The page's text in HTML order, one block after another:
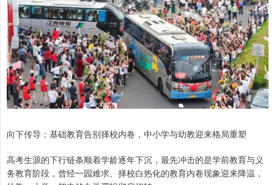
向下传导：基础教育告别择校内卷，中小学与幼教迎来格局重塑
高考生源的下行链条顺着学龄逐年下沉，最先冲击的是学前教育与义
务教育阶段，曾经一园难求、择校白热化的教育内卷现象迎来降温，